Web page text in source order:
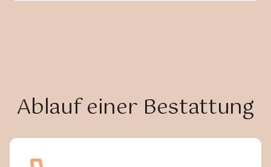
Ablauf einer Bestattung